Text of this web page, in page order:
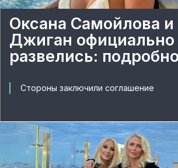
Оксана Самойлова и
Джиган официально
развелись:
Стороны заключили соглашение